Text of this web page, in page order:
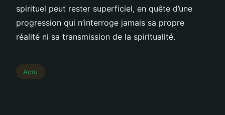
spirituel peut rester superficiel, en quête d’une
progression qui n’interroge jamais sa propre
réalité ni sa transmission de la spiritualité.
Actu